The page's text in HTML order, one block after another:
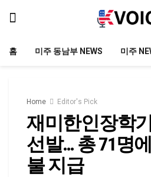
홈 미주 동남부 NEWS 미주
Home Editor's Pick
재미한인장학
선발… 총 71명
불 지급